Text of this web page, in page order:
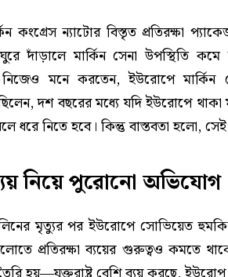
কংগ্রেস ন্যাটোর বিস্তৃত প্রতিরক্ষা
দাঁড়ালে মার্কিন সেনা উপস্থিতি
মনে করতেন, ইউরোপে মার্কিন
দশ বছরের মধ্যে যদি ইউরোপে থাকা
ধরে নিতে হবে। কিন্তু বাস্তবতা হলো, সেই
নিয়ে পুরোনো অভিযোগ
মৃত্যুর পর ইউরোপে সোভিয়েত
প্রতিরক্ষা ব্যয়ের গুরুত্বও কমতে